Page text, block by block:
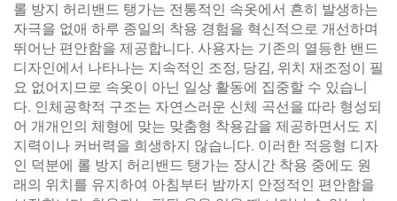
롤 방지 허리밴드 탱가는 전통적인 속옷에서 흔히 발생하는
자극을 없애 하루 종일의 착용 경험을 혁신적으로 개선하며
뛰어난 편안함을 제공합니다. 사용자는 기존의 열등한 밴드
디자인에서 나타나는 지속적인 조정, 당김, 위치 재조정이 필
요 없어지므로 속옷이 아닌 일상 활동에 집중할 수 있습니
다. 인체공학적 구조는 자연스러운 신체 곡선을 따라 형성되
어 개개인의 체형에 맞는 맞춤형 착용감을 제공하면서도 지
지력이나 커버력을 희생하지 않습니다. 이러한 적응형 디자
인 덕분에 롤 방지 허리밴드 탱가는 장시간 착용 중에도 원
래의 위치를 유지하여 아침부터 밤까지 안정적인 편안함을